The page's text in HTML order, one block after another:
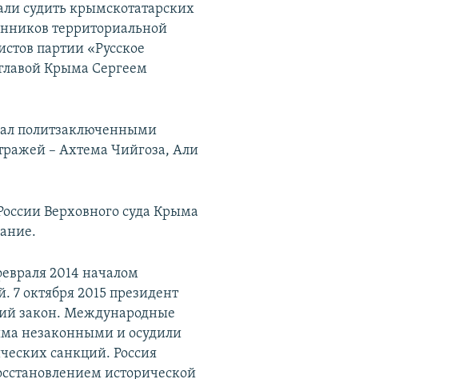
судить крымскотатарских
территориальной
партии «Русское
Крыма Сергеем
политзаключенными
– Ахтема Чийгоза, Али
Верховного суда Крыма
2014 началом
7 октября 2015 президент
закон. Международные
незаконными и осудили
санкций. Россия
исторической